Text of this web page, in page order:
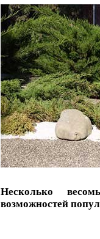
Несколько
возможностей